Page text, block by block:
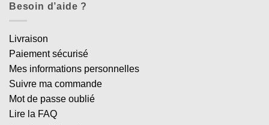
Besoin d’aide ?
Livraison
Paiement sécurisé
Mes informations personnelles
Suivre ma commande
Mot de passe oublié
Lire la FAQ